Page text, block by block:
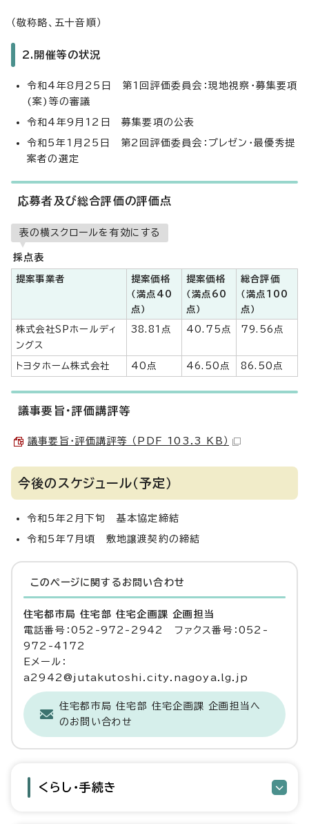
（敬称略、五十音順）
2.開催等の状況
令和4年8月25日 第1回評価委員会：現地視察・募集要項
(案)等の審議
令和4年9月12日 募集要項の公表
令和5年1月25日 第2回評価委員会：プレゼン・最優秀提
案者の選定
応募者及び総合評価の評価点
表の横スクロールを有効にする
採点表
提案事業者
提案価格
（満点40
点）
提案価格
（満点60
点）
総合評価
（満点100
点）
株式会社SPホールディ
ングス
38.81点 40.75点 79.56点
トヨタホーム株式会社 40点 46.50点 86.50点
議事要旨・評価講評等
議事要旨・評価講評等 （PDF 103.3 KB）
今後のスケジュール（予定）
令和5年2月下旬 基本協定締結
令和5年7月頃 敷地譲渡契約の締結
このページに関する お問い合わせ
住宅都市局 住宅部 住宅企画課 企画担当
電話番号：052-972-2942 ファクス番号：052-
972-4172
Eメール：
a2942@jutakutoshi.city.nagoya.lg.jp
住宅都市局 住宅部 住宅企画課 企画担当へ
のお問い合わせ
くらし・手続き